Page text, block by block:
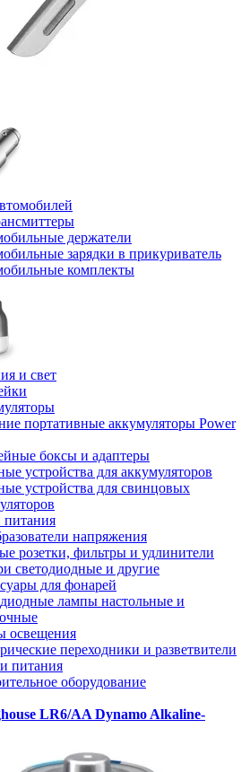
держатели
зарядки в прикуриватель
комплекты
и свет
портативные аккумуляторы Power
боксы и адаптеры
устройства для аккумуляторов
устройства для свинцовых
питания
напряжения
розетки, фильтры и удлинители
светодиодные и другие
для фонарей
лампы настольные и
освещения
переходники и разветвители
питания
оборудование
LR6/AA Dynamo Alkaline-